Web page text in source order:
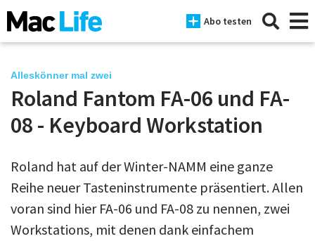
Abo testen
News
Mac
iPad
Tests
Alleskönner mal zwei
Roland Fantom FA-06 und FA-
08 - Keyboard Workstation
Roland hat auf der Winter-NAMM eine ganze
Reihe neuer Tasteninstrumente präsentiert. Allen
voran sind hier FA-06 und FA-08 zu nennen, zwei
Workstations, mit denen dank einfachem